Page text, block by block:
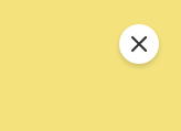
关闭